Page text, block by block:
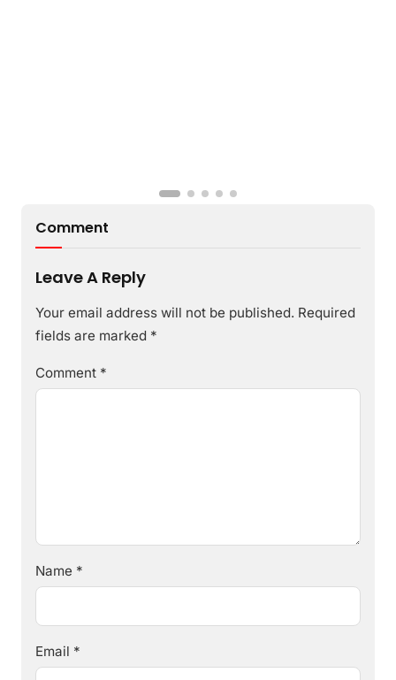
Comment
Leave A Reply
Your email address will not be published. Required
fields are marked *
Comment *
Name *
Email *